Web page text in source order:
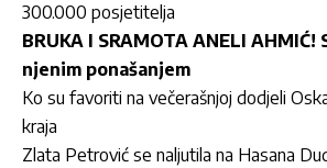
300.000 posjetitelja
BRUKA I SRAMOTA ANELI
njenim ponašanjem
Ko su favoriti na večerašnjoj dodjeli
kraja
Zlata Petrović se naljutila na Hasana